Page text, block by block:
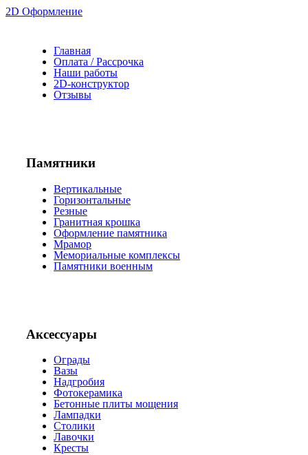
2D Оформление
Главная
Оплата / Рассрочка
Наши работы
2D-конструктор
Отзывы
Памятники
Вертикальные
Горизонтальные
Резные
Гранитная крошка
Оформление памятника
Мрамор
Мемориальные комплексы
Памятники военным
Аксессуары
Ограды
Вазы
Надгробия
Фотокерамика
Бетонные плиты мощения
Лампадки
Столики
Лавочки
Кресты